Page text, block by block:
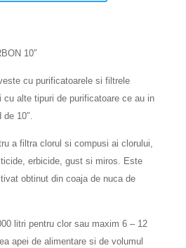
10″
cu purificatoarele si filtrele
cu alte tipuri de purificatoare ce au in
de 10″.
a filtra clorul si compusi ai clorului,
erbicide, gust si miros. Este
obtinut din coaja de nuca de
litri pentru clor sau maxim 6 – 12
apei de alimentare si de volumul